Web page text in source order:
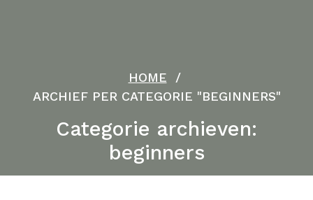
HOME /
ARCHIEF PER CATEGORIE "BEGINNERS"
Categorie archieven:
beginners